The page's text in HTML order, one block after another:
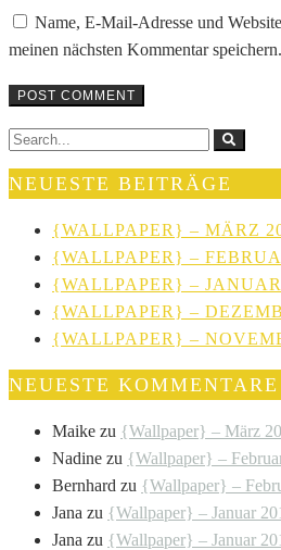
Name, E-Mail-Adresse und
meinen nächsten Kommentar speichern.
NEUESTE BEITRÄGE
{WALLPAPER} – MÄRZ
{WALLPAPER} –
{WALLPAPER} –
{WALLPAPER} –
{WALLPAPER} –
NEUESTE KOMMENTARE
Maike zu {Wallpaper} – März
Nadine zu {Wallpaper} –
Bernhard zu {Wallpaper} –
Jana zu {Wallpaper} – Januar
Jana zu {Wallpaper} – Januar